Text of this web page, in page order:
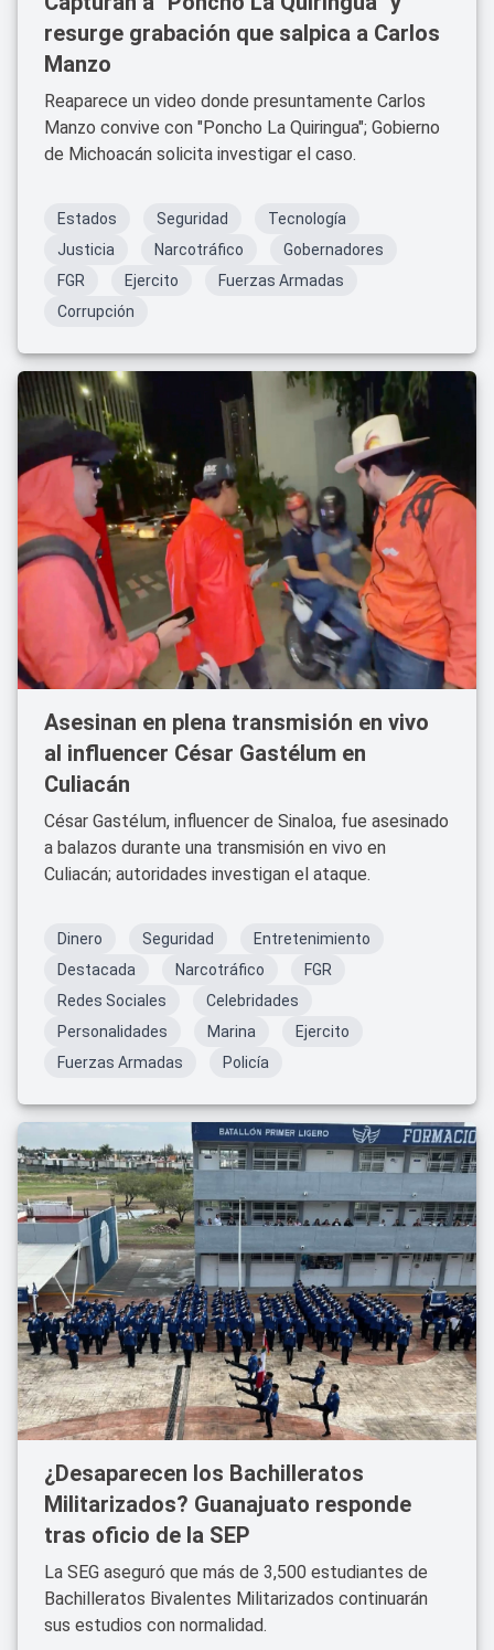
resurge grabación que salpica a Carlos
Manzo
Reaparece un video donde presuntamente Carlos
Manzo convive con "Poncho La Quiringua"; Gobierno
de Michoacán solicita investigar el caso.
Estados Seguridad
Tecnología
Justicia
Narcotráfico
Gobernadores
FGR
Ejercito
Fuerzas Armadas
Corrupción
Asesinan en plena transmisión en vivo
al influencer César Gastélum en
Culiacán
César Gastélum, influencer de Sinaloa, fue asesinado
a balazos durante una transmisión en vivo en
Culiacán; autoridades investigan el ataque.
Dinero Seguridad
Entretenimiento
Destacada
Narcotráfico
FGR
Redes Sociales
Celebridades
Personalidades
Marina
Ejercito
Fuerzas Armadas
Policía
¿Desaparecen los Bachilleratos
Militarizados? Guanajuato responde
tras oficio de la SEP
La SEG aseguró que más de 3,500 estudiantes de
Bachilleratos Bivalentes Militarizados continuarán
sus estudios con normalidad.